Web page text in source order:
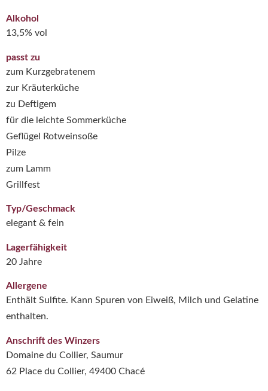
Alkohol
13,5% vol
passt zu
zum Kurzgebratenem
zur Kräuterküche
zu Deftigem
für die leichte Sommerküche
Geflügel Rotweinsoße
Pilze
zum Lamm
Grillfest
Typ/Geschmack
elegant & fein
Lagerfähigkeit
20 Jahre
Allergene
Enthält Sulfite. Kann Spuren von Eiweiß, Milch und Gelatine
enthalten.
Anschrift des Winzers
Domaine du Collier, Saumur
62 Place du Collier, 49400 Chacé